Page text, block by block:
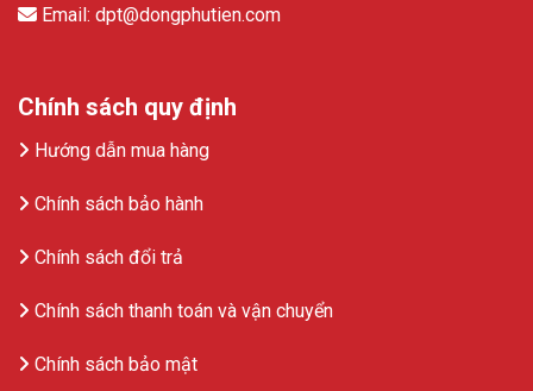
Email: dpt@dongphutien.com
Chính sách quy định
Hướng dẫn mua hàng
Chính sách bảo hành
Chính sách đổi trả
Chính sách thanh toán và vận chuyển
Chính sách bảo mật